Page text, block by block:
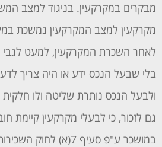
מבקרים במקרקעין. בניגוד למצב
מקרקעין למצב המקרקעין נמשכת
לאחר השכרת המקרקעין, למעט לגבי
בלי שבעל הנכס ידע או היה צריך
ולבעל הנכס נותרת שליטה ולו
גם לזכור, כי לבעלי מקרקעין קיימת
במושכר ע"פ סעיף 7(א)